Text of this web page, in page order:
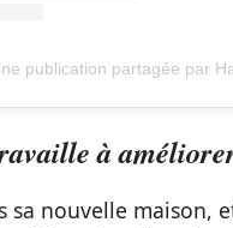
publication partagée par
à
sa nouvelle maison,